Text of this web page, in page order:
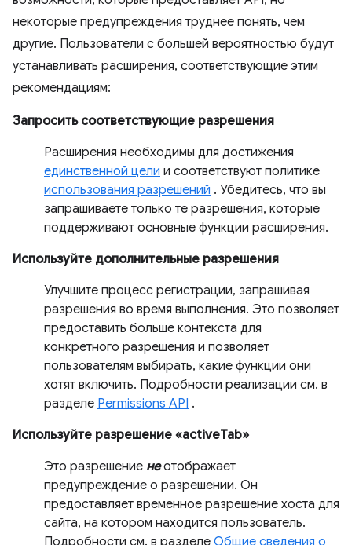
некоторые предупреждения труднее понять, чем
другие. Пользователи с большей вероятностью будут
устанавливать расширения, соответствующие этим
рекомендациям:
Запросить соответствующие разрешения
Расширения необходимы для достижения
единственной цели и соответствуют политике
использования разрешений . Убедитесь, что вы
запрашиваете только те разрешения, которые
поддерживают основные функции расширения.
Используйте дополнительные разрешения
Улучшите процесс регистрации, запрашивая
разрешения во время выполнения. Это позволяет
предоставить больше контекста для
конкретного разрешения и позволяет
пользователям выбирать, какие функции они
хотят включить. Подробности реализации см. в
разделе Permissions API .
Используйте разрешение «activeTab»
Это разрешение неотображает
предупреждение о разрешении. Он
предоставляет временное разрешение хоста для
сайта, на котором находится пользователь.
Подробности см. в разделе Общие сведения о